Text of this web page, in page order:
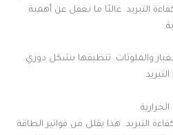
التبريد. غالبًا ما نغفل عن أهمية
والملوثات. تنظيفها بشكل دوري
التبريد. هذا يقلل من فواتير الطاقة